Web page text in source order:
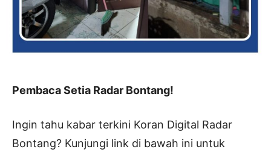
Pembaca Setia Radar Bontang!
Ingin tahu kabar terkini Koran Digital Radar
Bontang? Kunjungi link di bawah ini untuk